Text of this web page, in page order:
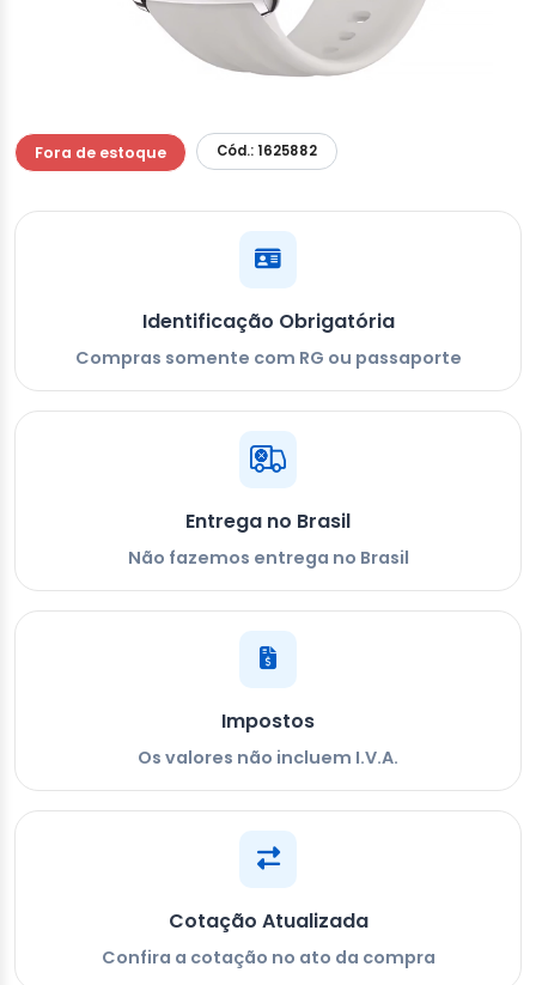
Fora de estoque Cód.: 1625882
Identificação Obrigatória
Compras somente com RG ou passaporte
Entrega no Brasil
Não fazemos entrega no Brasil
Impostos
Os valores não incluem I.V.A.
Cotação Atualizada
Confira a cotação no ato da compra